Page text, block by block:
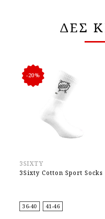
ΔΕΣ
-20%
3SIXTY
3Sixty Cotton Sport Socks
36-40 41-46